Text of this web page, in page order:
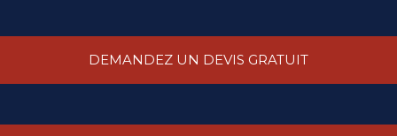
DEMANDEZ UN DEVIS GRATUIT